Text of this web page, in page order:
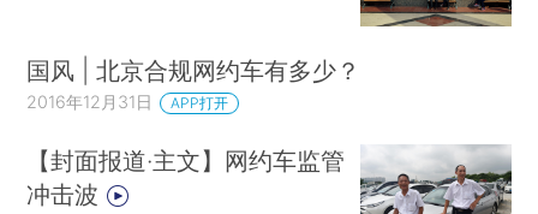
国风 | 北京合规网约车有多少？
2016年12月31日 APP打开
【封面报道·主文】网约车监管
冲击波